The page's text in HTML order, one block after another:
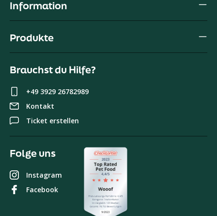
Folge uns
Instagram
Facebook
Information
Produkte
Brauchst du Hilfe?
+49 3929 26782989
Kontakt
Ticket erstellen